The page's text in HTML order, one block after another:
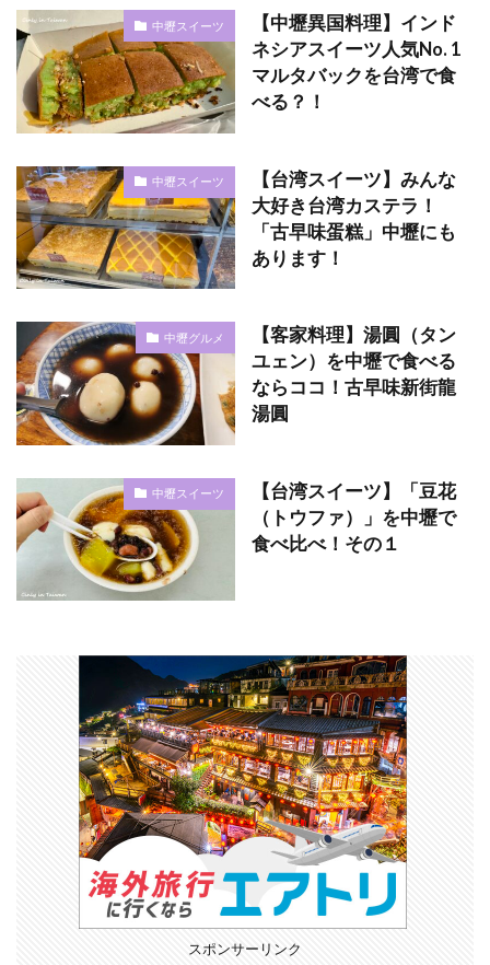
中壢スイーツ
【中壢異国料理】インド
ネシアスイーツ人気No. 1
マルタバックを台湾で食
べる？！
中壢スイーツ
【台湾スイーツ】みんな
大好き台湾カステラ！
「古早味蛋糕」中壢にも
あります！
中壢グルメ
【客家料理】湯圓（タン
ユェン）を中壢で食べる
ならココ！古早味新街龍
湯圓
中壢スイーツ
【台湾スイーツ】「豆花
（トウファ）」を中壢で
食べ比べ！その１
スポンサーリンク